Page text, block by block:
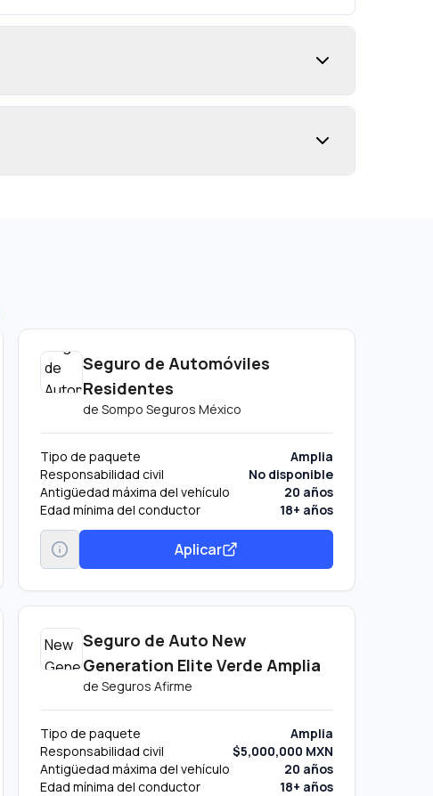
Seguro de Automóviles
Residentes
de Sompo Seguros México
Tipo de paquete
Amplia
Responsabilidad civil
No disponible
Antigüedad máxima del vehículo
20 años
Edad mínima del conductor
18+ años
Aplicar
Seguro de Auto New
Generation Elite Verde Amplia
de Seguros Afirme
Tipo de paquete
Amplia
Responsabilidad civil
$5,000,000 MXN
Antigüedad máxima del vehículo
20 años
Edad mínima del conductor
18+ años